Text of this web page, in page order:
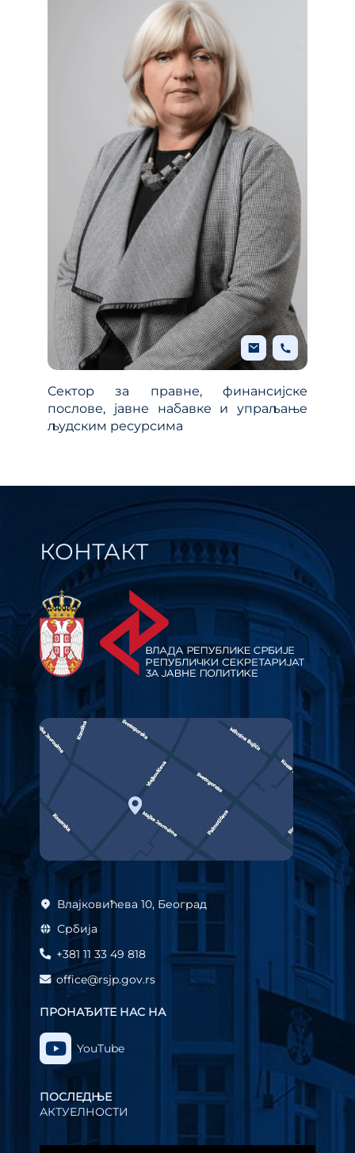
Сектор за правне, финансијске
послове, јавне набавке и упраљање
људским ресурсима
КОНТАКТ
Влајковићева 10, Београд
Србија
+381 11 33 49 818
office@rsjp.gov.rs
ПРОНАЂИТЕ НАС НА
YouTube
ПОСЛЕДЊЕ
АКТУЕЛНОСТИ